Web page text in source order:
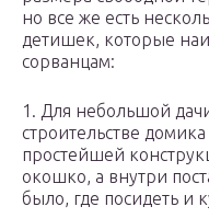
но все же есть
детишек, которые
сорванцам:
1. Для небольшой
строительстве
простейшей
окошко, а внутри
было, где посидеть и